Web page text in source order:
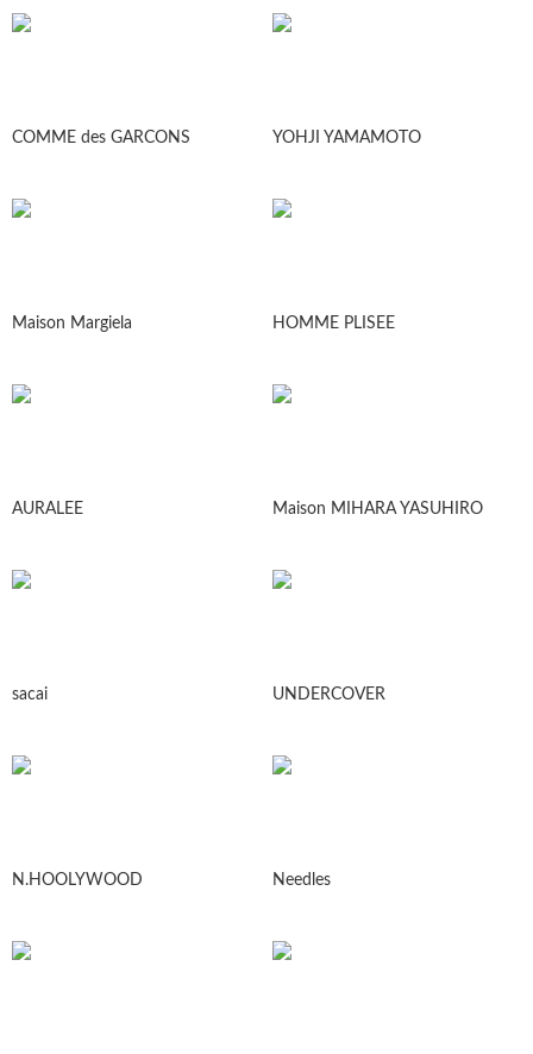
COMME des GARCONS YOHJI YAMAMOTO
Maison Margiela HOMME PLISEE
AURALEE Maison MIHARA YASUHIRO
sacai UNDERCOVER
N.HOOLYWOOD Needles